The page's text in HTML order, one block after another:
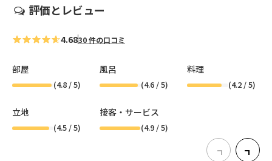
評価とレビュー
4.6830 件の口コミ
部屋
(4.8 / 5)
風呂
(4.6 / 5)
料理
(4.2 / 5)
立地
(4.5 / 5)
接客・サービス
(4.9 / 5)